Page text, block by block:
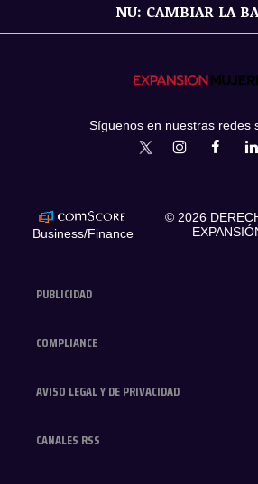
NU: CAMBIAR LA
PUBLICIDAD
COMPLIANCE
AVISO LEGAL Y DE PRIVACIDAD
CANALES RSS
Síguenos en nuestras redes
expansionmx
Business/Finance
© 2026